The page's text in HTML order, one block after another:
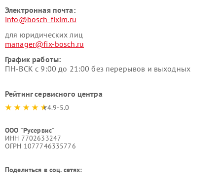
Электронная почта:
info@bosch-fixim.ru
для юридических лиц
manager@fix-bosch.ru
График работы:
ПН-ВСК с 9:00 до 21:00 без перерывов и выходных
Рейтинг сервисного центра
4.9-5.0
ООО "Русервис"
ИНН 7702633247
ОГРН 1077746335776
Поделиться в соц. сетях: